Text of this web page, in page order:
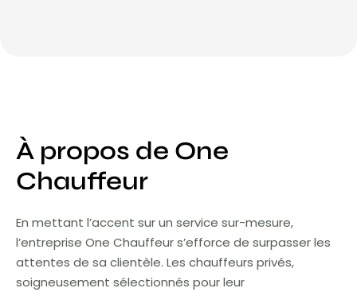
À propos de One
Chauffeur
En mettant l’accent sur un service sur-mesure,
l’entreprise One Chauffeur s’efforce de surpasser les
attentes de sa clientèle. Les chauffeurs privés,
soigneusement sélectionnés pour leur